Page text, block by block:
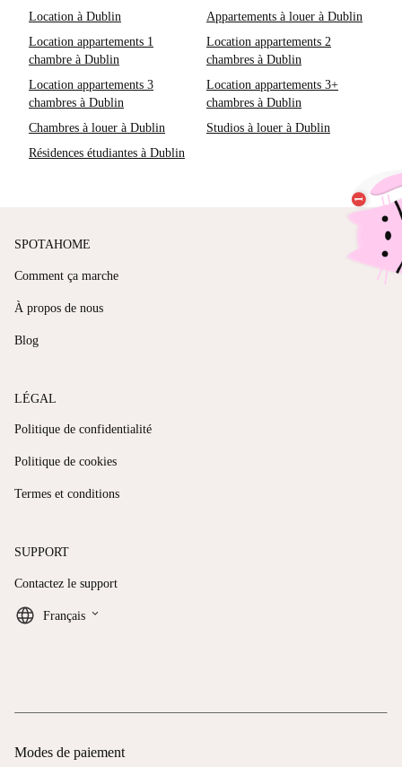
Location à Dublin
Appartements à louer à Dublin
Location appartements 1
chambre à Dublin
Location appartements 2
chambres à Dublin
Location appartements 3
chambres à Dublin
Location appartements 3+
chambres à Dublin
Chambres à louer à Dublin
Studios à louer à Dublin
Résidences étudiantes à Dublin
SPOTAHOME
Comment ça marche
À propos de nous
Blog
LÉGAL
Politique de confidentialité
Politique de cookies
Termes et conditions
SUPPORT
Contactez le support
Français keyboard_arrow_down
Modes de paiement